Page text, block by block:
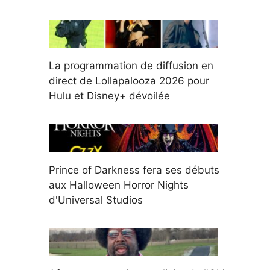
La programmation de diffusion en
direct de Lollapalooza 2026 pour
Hulu et Disney+ dévoilée
Prince of Darkness fera ses débuts
aux Halloween Horror Nights
d'Universal Studios